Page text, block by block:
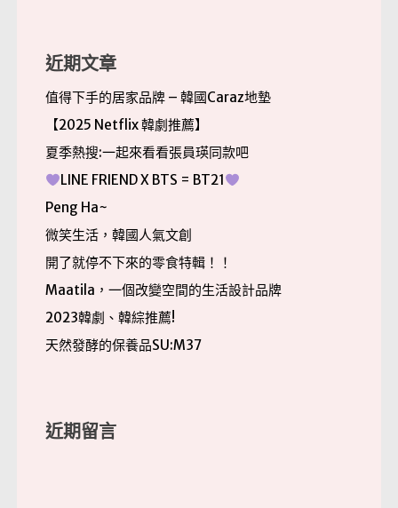
字:
近期文章
值得下手的居家品牌 – 韓國Caraz地墊
【2025 Netflix 韓劇推薦】
夏季熱搜:一起來看看張員瑛同款吧
LINE FRIEND X BTS = BT21
Peng Ha~
微笑生活，韓國人氣文創
開了就停不下來的零食特輯！！
Maatila，一個改變空間的生活設計品牌
2023韓劇、韓綜推薦!
天然發酵的保養品SU:M37
近期留言